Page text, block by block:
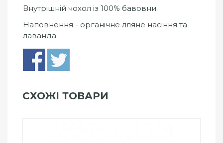
Внутрішній чохол із 100% бавовни.
Наповнення - органічне лляне насіння та
лаванда.
СХОЖІ ТОВАРИ